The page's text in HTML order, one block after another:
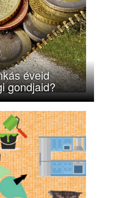
éveid
gondjaid?